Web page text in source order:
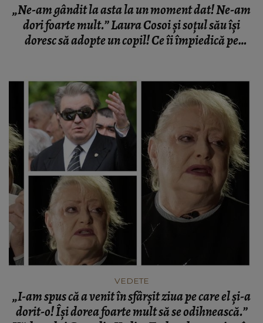
„Ne-am gândit la asta la un moment dat! Ne-am
dori foarte mult.” Laura Cosoi și soțul său își
doresc să adopte un copil! Ce îi împiedică pe
VEDETE
„I-am spus că a venit în sfârșit ziua pe care el și-a
dorit-o! Își dorea foarte mult să se odihnească.”